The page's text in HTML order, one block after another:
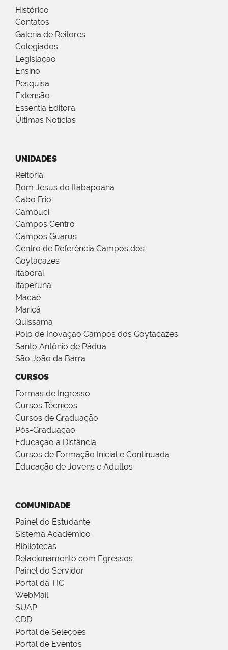
Histórico
Contatos
Galeria de Reitores
Colegiados
Legislação
Ensino
Pesquisa
Extensão
Essentia Editora
Últimas Notícias
UNIDADES
Reitoria
Bom Jesus do Itabapoana
Cabo Frio
Cambuci
Campos Centro
Campos Guarus
Centro de Referência Campos dos
Goytacazes
Itaboraí
Itaperuna
Macaé
Maricá
Quissamã
Polo de Inovação Campos dos Goytacazes
Santo Antônio de Pádua
São João da Barra
CURSOS
Formas de Ingresso
Cursos Técnicos
Cursos de Graduação
Pós-Graduação
Educação a Distância
Cursos de Formação Inicial e Continuada
Educação de Jovens e Adultos
COMUNIDADE
Painel do Estudante
Sistema Acadêmico
Bibliotecas
Relacionamento com Egressos
Painel do Servidor
Portal da TIC
WebMail
SUAP
CDD
Portal de Seleções
Portal de Eventos